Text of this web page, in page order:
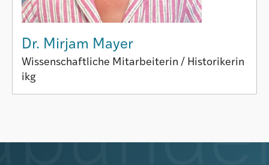
Dr. Mirjam Mayer
Wissenschaftliche Mitarbeiterin / Historikerin
ikg